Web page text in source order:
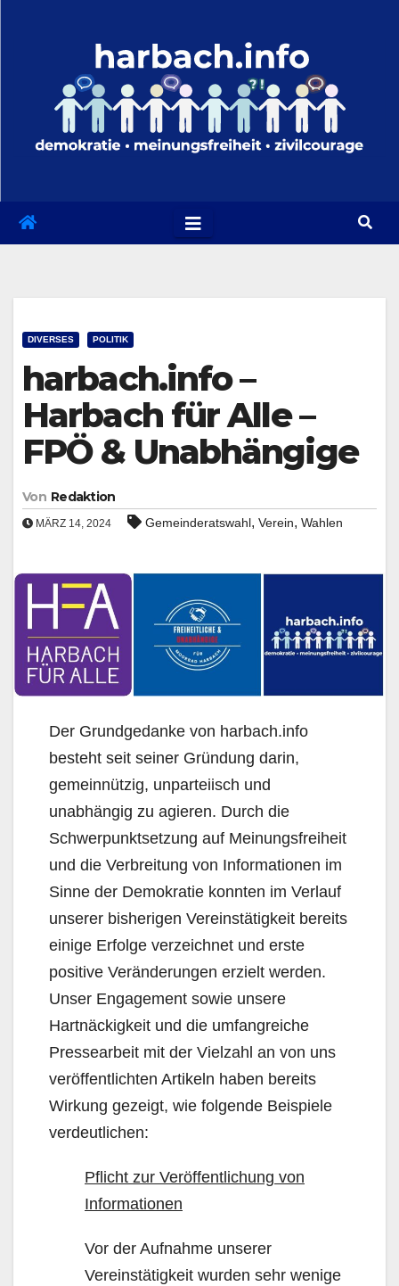
DIVERSES POLITIK
harbach.info –
Harbach für Alle –
FPÖ & Unabhängige
Von Redaktion
MÄRZ 14, 2024 Gemeinderatswahl, Verein, Wahlen
Der Grundgedanke von harbach.info
besteht seit seiner Gründung darin,
gemeinnützig, unparteiisch und
unabhängig zu agieren. Durch die
Schwerpunktsetzung auf Meinungsfreiheit
und die Verbreitung von Informationen im
Sinne der Demokratie konnten im Verlauf
unserer bisherigen Vereinstätigkeit bereits
einige Erfolge verzeichnet und erste
positive Veränderungen erzielt werden.
Unser Engagement sowie unsere
Hartnäckigkeit und die umfangreiche
Pressearbeit mit der Vielzahl an von uns
veröffentlichten Artikeln haben bereits
Wirkung gezeigt, wie folgende Beispiele
verdeutlichen:
Pflicht zur Veröffentlichung von
Informationen
Vor der Aufnahme unserer
Vereinstätigkeit wurden sehr wenige